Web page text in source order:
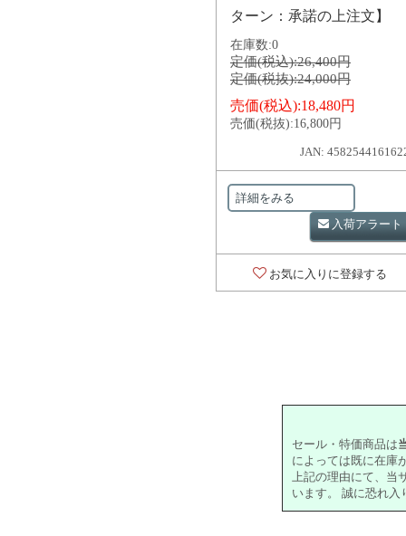
ターン：承諾の上注文】
在庫数:0
定価(税込):26,400円
定価(税抜):24,000円
売価(税込):18,480円
売価(税抜):16,800円
JAN:
詳細をみる
入荷アラート
お気に入りに登録する
セール・特価商品は
によっては既に在庫
上記の理由にて、当
います。 誠に恐れ